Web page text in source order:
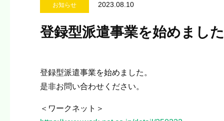
お知らせ 2023.08.10
登録型派遣事業を始めまし
登録型派遣事業を始めました。
是非お問い合わせください。
＜ワークネット＞